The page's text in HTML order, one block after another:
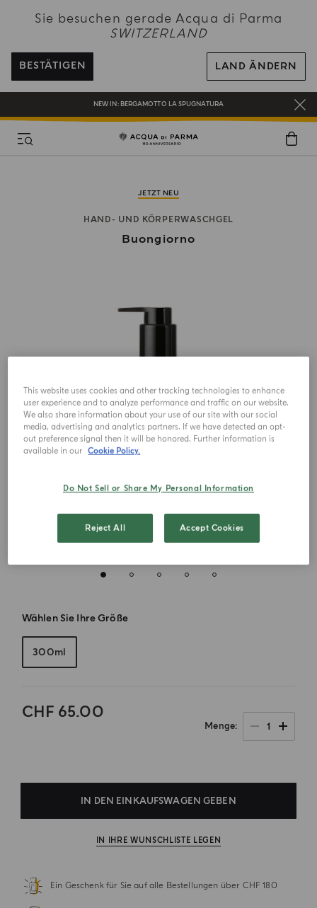
Sie besuchen gerade Acqua di Parma
SWITZERLAND
BESTÄTIGEN LAND ÄNDERN
KOSTENFREIER VERSAND AUF ALLE BESTELLUNGEN ÜBER 120 CHF
REGISTRIEREN SIE SICH UND GENIESSEN SIE EINE WELT VOLLER VORTEILE
EIN GESCHENK FÜR SIE AUF ALLE BESTELLUNGEN ÜBER CHF 180
NEW IN: BERGAMOTTO LA SPUGNATURA
JETZT NEU
HAND- UND KÖRPERWASCHGEL
Buongiorno
Wählen Sie Ihre Größe
300ml
CHF 65.00
Menge 1
IN DEN EINKAUFSWAGEN GEBEN
IN IHRE WUNSCHLISTE LEGEN
Ein Geschenk für Sie auf alle Bestellungen über CHF 180
This website uses cookies and other tracking technologies to enhance
user experience and to analyze performance and traffic on our website.
We also share information about your use of our site with our social
media, advertising and analytics partners. If we have detected an opt-
out preference signal then it will be honored. Further information is
available in our Cookie Policy.
Do Not Sell or Share My Personal Information
Reject All Accept Cookies